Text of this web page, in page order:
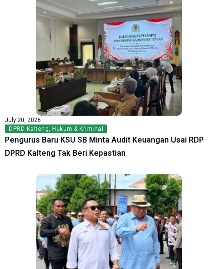
July 20, 2026
DPRD Kalteng, Hukum & Kriminal
Pengurus Baru KSU SB Minta Audit Keuangan Usai RDP
DPRD Kalteng Tak Beri Kepastian